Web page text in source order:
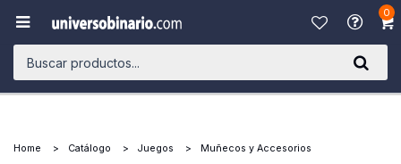
0

Home Catálogo Juegos Muñecos y Accesorios